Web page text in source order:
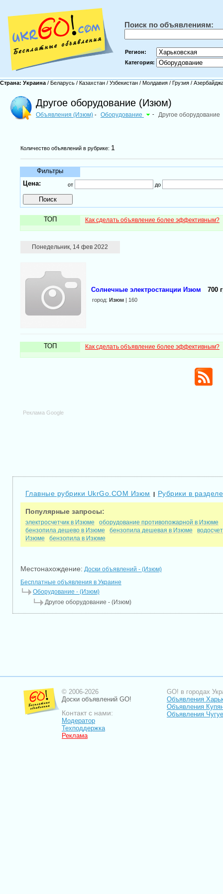
Поиск по объявлениям:
Регион:
Категория:
Страна: Украина / Беларусь / Казахстан / Узбекистан / Молдавия / Грузия /
Другое оборудование (Изюм)
Объявления (Изюм) - Оборудование - Другое оборудование
Количество объявлений в рубрике: 1
Фильтры
Цена:
от до
ТОП Как сделать объявление более эффективным?
Понедельник, 14 фев 2022
Солнечные электростанции Изюм 700
город: Изюм| 160
ТОП Как сделать объявление более эффективным?
Реклама Google
Главные рубрики UkrGo.COM Изюм | Рубрики в
Популярные запросы:
электросчетчик в Изюме оборудование противопожарной в Изюме
бензопила дешево в Изюме
бензопила дешевая в Изюме
Изюме
бензопила в Изюме
Местонахождение: Доски объявлений - (Изюм)
Бесплатные объявления в Украине
Оборудование - (Изюм)
Другое оборудование - (Изюм)
© 2006-2026
Доски объявлений GO!
Контакт с нами:
Модератор
Техподдержка
Реклама
GO! в городах
Объявления
Объявления
Объявления